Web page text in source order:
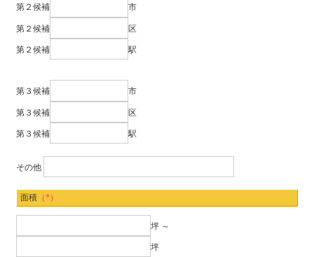
第２候補 市
第２候補 区
第２候補 駅
第３候補 市
第３候補 区
第３候補 駅
その他
面積（*）
坪 ～
坪